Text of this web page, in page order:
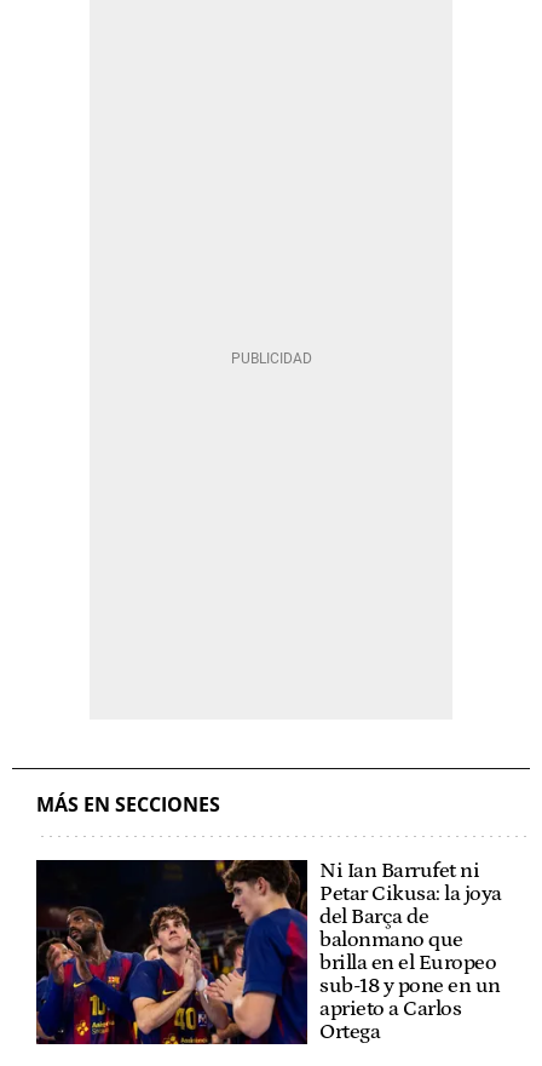
MÁS EN SECCIONES
Ni Ian Barrufet ni
Petar Cikusa: la joya
del Barça de
balonmano que
brilla en el Europeo
sub-18 y pone en un
aprieto a Carlos
Ortega